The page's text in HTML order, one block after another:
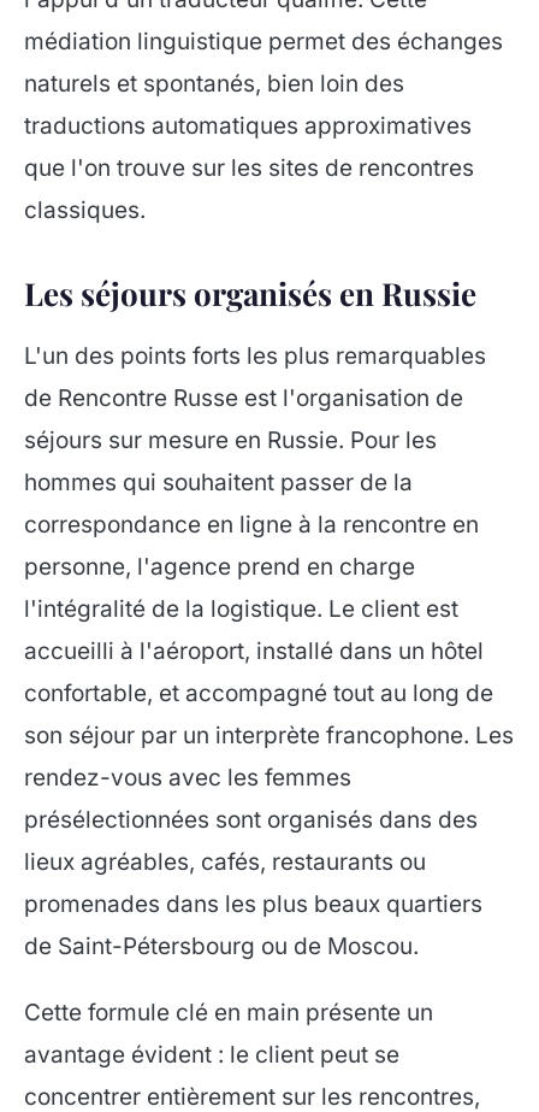
médiation linguistique permet des échanges
naturels et spontanés, bien loin des
traductions automatiques approximatives
que l'on trouve sur les sites de rencontres
classiques.
Les séjours organisés en Russie
L'un des points forts les plus remarquables
de Rencontre Russe est l'organisation de
séjours sur mesure en Russie. Pour les
hommes qui souhaitent passer de la
correspondance en ligne à la rencontre en
personne, l'agence prend en charge
l'intégralité de la logistique. Le client est
accueilli à l'aéroport, installé dans un hôtel
confortable, et accompagné tout au long de
son séjour par un interprète francophone. Les
rendez-vous avec les femmes
présélectionnées sont organisés dans des
lieux agréables, cafés, restaurants ou
promenades dans les plus beaux quartiers
de Saint-Pétersbourg ou de Moscou.
Cette formule clé en main présente un
avantage évident : le client peut se
concentrer entièrement sur les rencontres,